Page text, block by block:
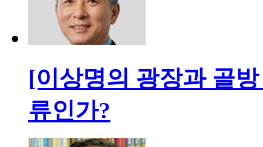
[이상명의 광장과 골
류인가?